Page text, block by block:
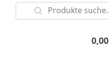
0,00